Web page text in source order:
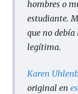
hombres o
estudiante.
que no debía
legítima.
Karen
original en